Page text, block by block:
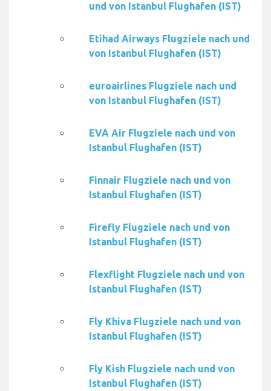
und von Istanbul Flughafen (IST)
Etihad Airways Flugziele nach und
von Istanbul Flughafen (IST)
euroairlines Flugziele nach und
von Istanbul Flughafen (IST)
EVA Air Flugziele nach und von
Istanbul Flughafen (IST)
Finnair Flugziele nach und von
Istanbul Flughafen (IST)
Firefly Flugziele nach und von
Istanbul Flughafen (IST)
Flexflight Flugziele nach und von
Istanbul Flughafen (IST)
Fly Khiva Flugziele nach und von
Istanbul Flughafen (IST)
Fly Kish Flugziele nach und von
Istanbul Flughafen (IST)